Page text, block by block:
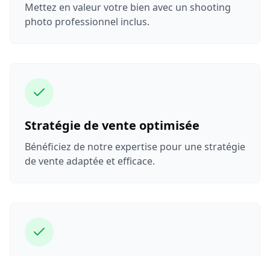
Mettez en valeur votre bien avec un shooting
photo professionnel inclus.
Stratégie de vente optimisée
Bénéficiez de notre expertise pour une stratégie
de vente adaptée et efficace.